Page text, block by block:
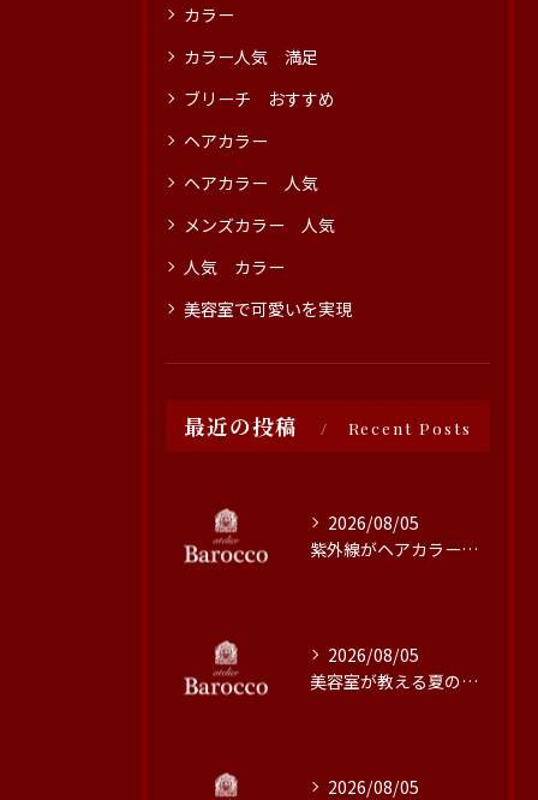
カラー
カラー人気 満足
ブリーチ おすすめ
ヘアカラー
ヘアカラー 人気
メンズカラー 人気
人気 カラー
美容室で可愛いを実現
最近の投稿 Recent Posts
2026/08/05
紫外線がヘアカラーに与える影響と対策
2026/08/05
美容室が教える夏の最旬ヘアカラー技術
2026/08/05